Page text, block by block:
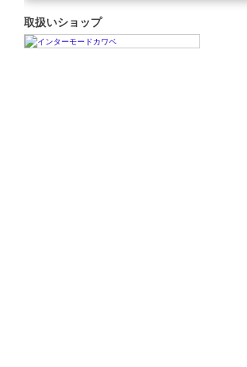
取扱いショップ